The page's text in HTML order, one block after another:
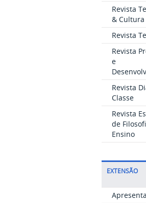
Revista
& Cultura
Revista
Revista
e
Revista
Classe
Revista
de
Ensino
EXTENSÃO